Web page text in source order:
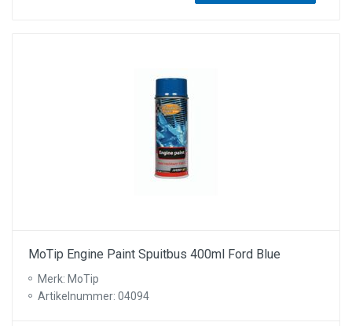
MoTip Engine Paint Spuitbus 400ml Ford Blue
Merk: MoTip
Artikelnummer: 04094